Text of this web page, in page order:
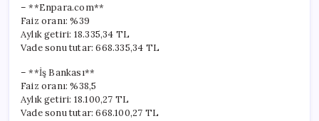
– **Enpara.com**
Faiz oranı: %39
Aylık getiri: 18.335,34 TL
Vade sonu tutar: 668.335,34 TL
– **İş Bankası**
Faiz oranı: %38,5
Aylık getiri: 18.100,27 TL
Vade sonu tutar: 668.100,27 TL